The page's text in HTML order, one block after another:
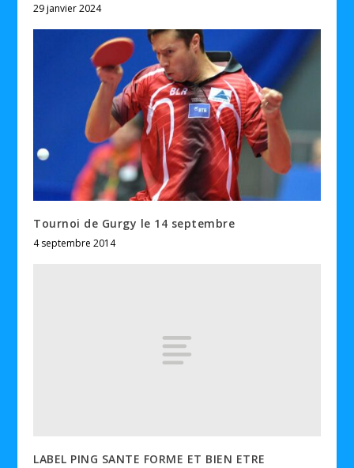
29 janvier 2024
Tournoi de Gurgy le 14 septembre
4 septembre 2014
LABEL PING SANTE FORME ET BIEN ETRE